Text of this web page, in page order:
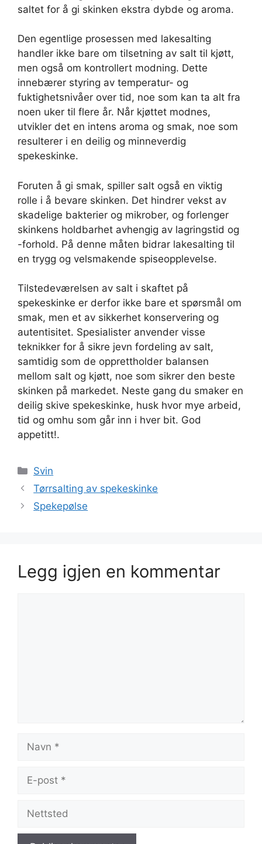
saltet for å gi skinken ekstra dybde og aroma.
Den egentlige prosessen med lakesalting
handler ikke bare om tilsetning av salt til kjøtt,
men også om kontrollert modning. Dette
innebærer styring av temperatur- og
fuktighetsnivåer over tid, noe som kan ta alt fra
noen uker til flere år. Når kjøttet modnes,
utvikler det en intens aroma og smak, noe som
resulterer i en deilig og minneverdig
spekeskinke.
Foruten å gi smak, spiller salt også en viktig
rolle i å bevare skinken. Det hindrer vekst av
skadelige bakterier og mikrober, og forlenger
skinkens holdbarhet avhengig av lagringstid og
-forhold. På denne måten bidrar lakesalting til
en trygg og velsmakende spiseopplevelse.
Tilstedeværelsen av salt i skaftet på
spekeskinke er derfor ikke bare et spørsmål om
smak, men et av sikkerhet konservering og
autentisitet. Spesialister anvender visse
teknikker for å sikre jevn fordeling av salt,
samtidig som de opprettholder balansen
mellom salt og kjøtt, noe som sikrer den beste
skinken på markedet. Neste gang du smaker en
deilig skive spekeskinke, husk hvor mye arbeid,
tid og omhu som går inn i hver bit. God
appetitt!.
Kategorier
Svin
Tørrsalting av spekeskinke
Spekepølse
Legg igjen en kommentar
Navn
Nettsted